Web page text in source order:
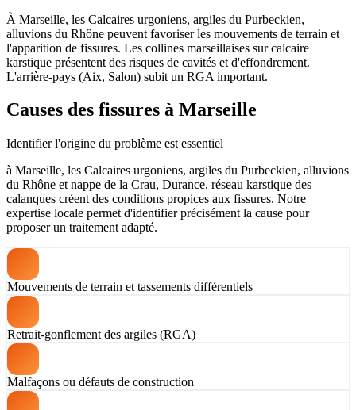
À Marseille, les Calcaires urgoniens, argiles du Purbeckien,
alluvions du Rhône peuvent favoriser les mouvements de terrain et
l'apparition de fissures. Les collines marseillaises sur calcaire
karstique présentent des risques de cavités et d'effondrement.
L'arrière-pays (Aix, Salon) subit un RGA important.
Causes des fissures à Marseille
Identifier l'origine du problème est essentiel
à Marseille, les Calcaires urgoniens, argiles du Purbeckien, alluvions
du Rhône et nappe de la Crau, Durance, réseau karstique des
calanques créent des conditions propices aux fissures. Notre
expertise locale permet d'identifier précisément la cause pour
proposer un traitement adapté.
Mouvements de terrain et tassements différentiels
Retrait-gonflement des argiles (RGA)
Malfaçons ou défauts de construction